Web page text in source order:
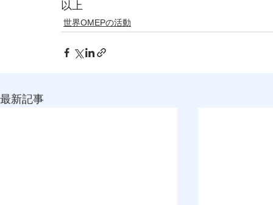
以上
世界OMEPの活動
最新記事